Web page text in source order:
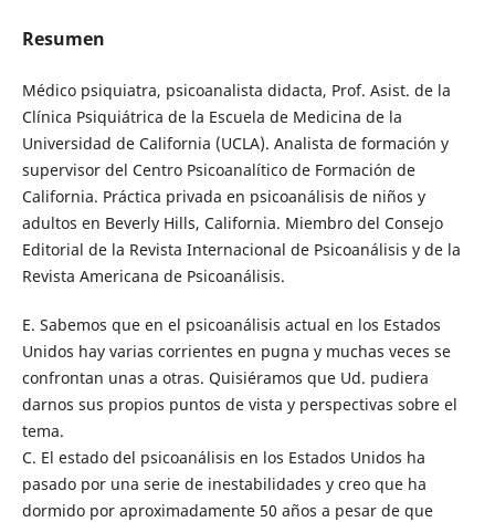
Resumen
Médico psiquiatra, psicoanalista didacta, Prof. Asist. de la
Clínica Psiquiátrica de la Escuela de Medicina de la
Universidad de California (UCLA). Analista de formación y
supervisor del Centro Psicoanalítico de Formación de
California. Práctica privada en psicoanálisis de niños y
adultos en Beverly Hills, California. Miembro del Consejo
Editorial de la Revista Internacional de Psicoanálisis y de la
Revista Americana de Psicoanálisis.
E. Sabemos que en el psicoanálisis actual en los Estados
Unidos hay varias corrientes en pugna y muchas veces se
confrontan unas a otras. Quisiéramos que Ud. pudiera
darnos sus propios puntos de vista y perspectivas sobre el
tema.
C. El estado del psicoanálisis en los Estados Unidos ha
pasado por una serie de inestabilidades y creo que ha
dormido por aproximadamente 50 años a pesar de que